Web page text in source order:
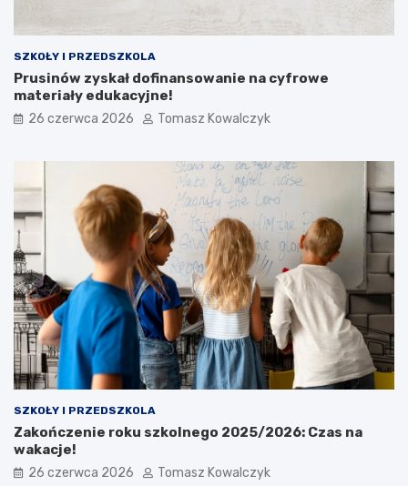
SZKOŁY I PRZEDSZKOLA
Prusinów zyskał dofinansowanie na cyfrowe
materiały edukacyjne!
26 czerwca 2026 Tomasz Kowalczyk
SZKOŁY I PRZEDSZKOLA
Zakończenie roku szkolnego 2025/2026: Czas na
wakacje!
26 czerwca 2026 Tomasz Kowalczyk